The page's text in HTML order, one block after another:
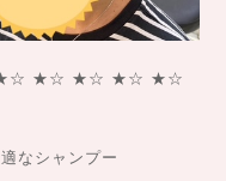
★☆ ★☆ ★☆ ★☆
なシャンプー